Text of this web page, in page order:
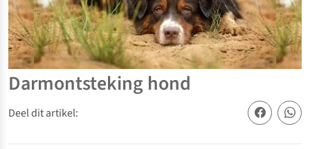
Darmontsteking hond
Deel dit artikel: